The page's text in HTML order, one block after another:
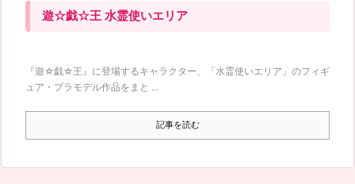
遊☆戯☆王 水霊使いエリア
『遊☆戯☆王』に登場するキャラクター、「水霊使いエリア」のフィギ
ュア・プラモデル作品をまと ...
記事を読む